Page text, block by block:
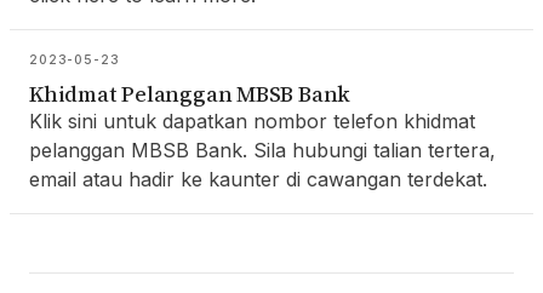
Khidmat Pelanggan MBSB Bank
Klik sini untuk dapatkan nombor telefon khidmat
pelanggan MBSB Bank. Sila hubungi talian tertera,
email atau hadir ke kaunter di cawangan terdekat.
2023-05-23